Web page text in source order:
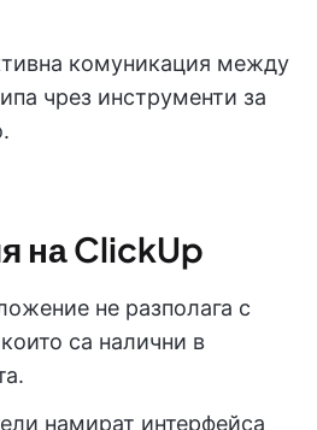
комуникация между
чрез инструменти за
на ClickUp
не разполага с
са налични в
намират интерфейса